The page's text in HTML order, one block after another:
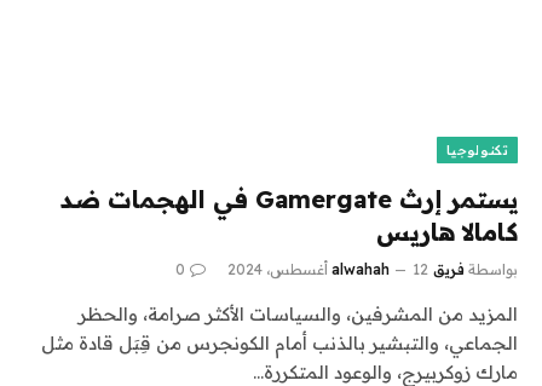
تكنولوجيا
يستمر إرث Gamergate في الهجمات ضد
كامالا هاريس
بواسطة فريق alwahah 12 أغسطس، 2024 0
المزيد من المشرفين، والسياسات الأكثر صرامة، والحظر
الجماعي، والتبشير بالذنب أمام الكونجرس من قِبَل قادة مثل
مارك زوكربيرج، والوعود المتكررة…